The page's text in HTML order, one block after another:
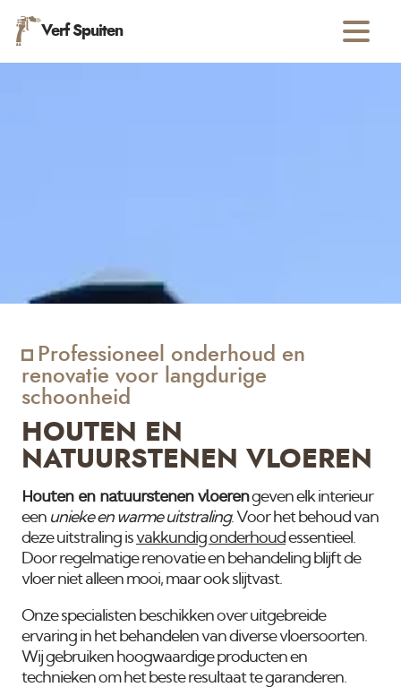
Verf Spuiten
Professioneel onderhoud en
renovatie voor langdurige
schoonheid
HOUTEN EN
NATUURSTENEN VLOEREN
Houten en natuurstenen vloerengeven elk interieur
een unieke en warme uitstraling. Voor het behoud van
deze uitstraling isvakkundig onderhoud essentieel.
Door regelmatige renovatie en behandeling blijft de
vloer niet alleen mooi, maar ook slijtvast.
Onze specialisten beschikken over uitgebreide
ervaring in het behandelen van diverse vloersoorten.
Wij gebruiken hoogwaardige producten en
technieken om het beste resultaat te garanderen.